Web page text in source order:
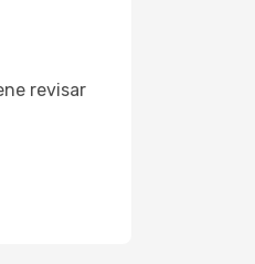
revisar